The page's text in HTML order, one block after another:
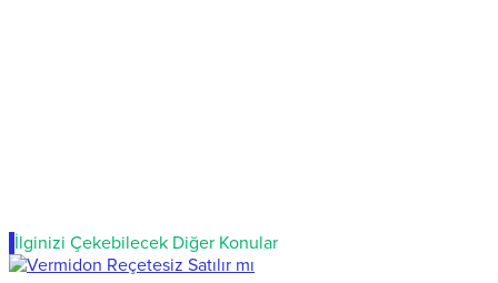
İlginizi Çekebilecek Diğer Konular